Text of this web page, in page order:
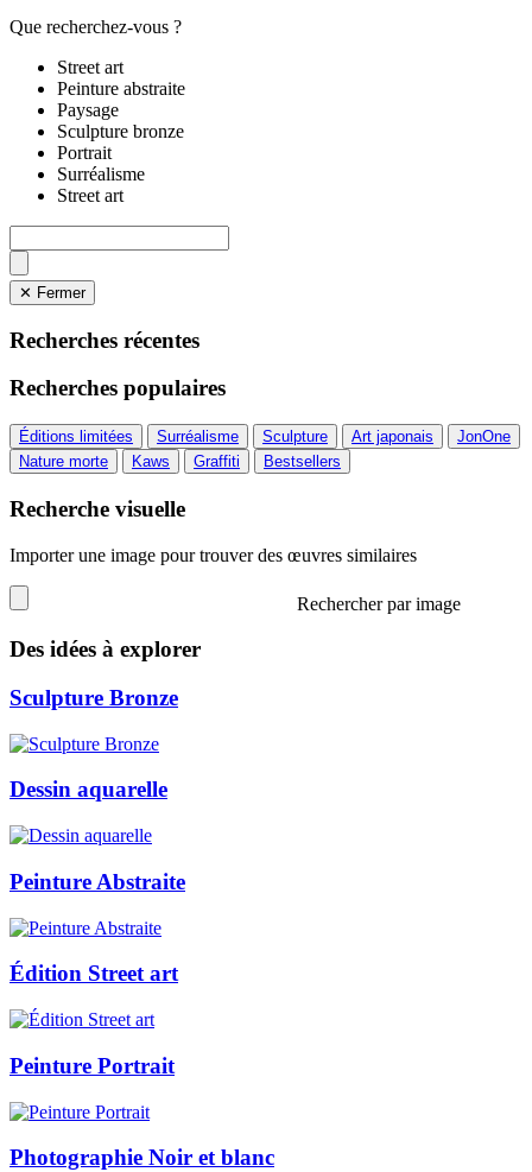
Que recherchez-vous ?
Street art
Peinture abstraite
Paysage
Sculpture bronze
Portrait
Surréalisme
Street art
✕ Fermer
Recherches récentes
Recherches populaires
Éditions limitées Surréalisme Sculpture Art japonais
JonOne
Nature morte
Kaws Graffiti Bestsellers
Recherche visuelle
Importer une image pour trouver des œuvres similaires
Rechercher par image
Des idées à explorer
Sculpture Bronze
Dessin aquarelle
Peinture Abstraite
Édition Street art
Peinture Portrait
Photographie Noir et blanc